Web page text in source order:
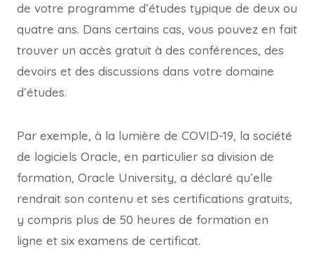
de votre programme d’études typique de deux ou
quatre ans. Dans certains cas, vous pouvez en fait
trouver un accès gratuit à des conférences, des
devoirs et des discussions dans votre domaine
d’études.
Par exemple, à la lumière de COVID-19, la société
de logiciels Oracle, en particulier sa division de
formation, Oracle University, a déclaré qu’elle
rendrait son contenu et ses certifications gratuits,
y compris plus de 50 heures de formation en
ligne et six examens de certificat.